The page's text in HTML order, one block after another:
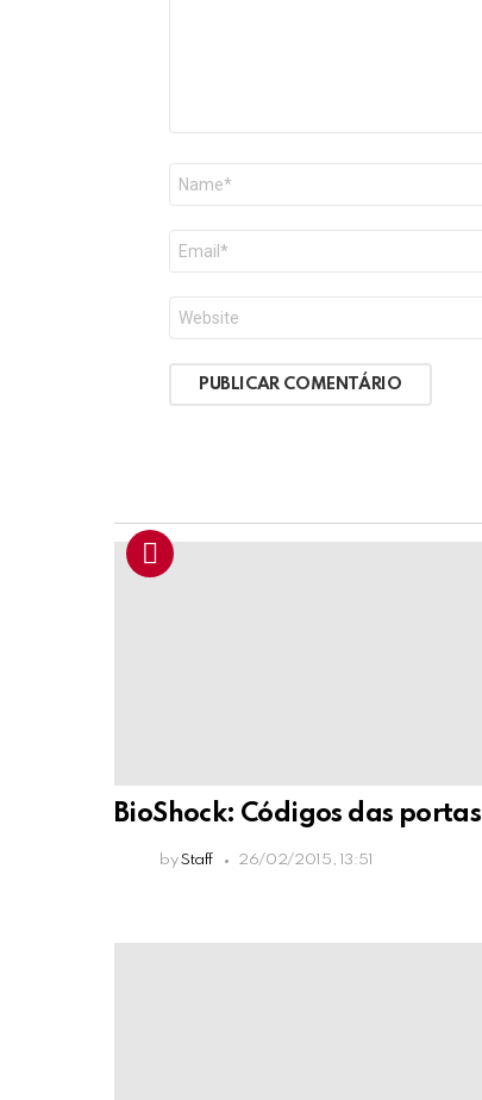
mail
*
BioShock: Códigos das portas
by Staff 26/02/2015, 13:51